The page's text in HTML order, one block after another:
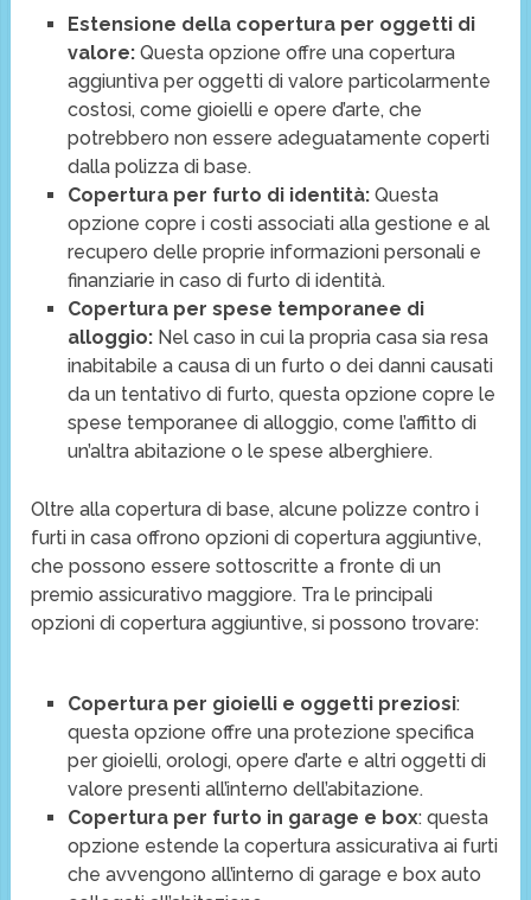
Estensione della copertura per oggetti di
valore:Questa opzione offre una copertura
aggiuntiva per oggetti di valore particolarmente
costosi, come gioielli e opere d’arte, che
potrebbero non essere adeguatamente coperti
dalla polizza di base.
Copertura per furto di identità:Questa
opzione copre i costi associati alla gestione e al
recupero delle proprie informazioni personali e
finanziarie in caso di furto di identità.
Copertura per spese temporanee di
alloggio:Nel caso in cui la propria casa sia resa
inabitabile a causa di un furto o dei danni causati
da un tentativo di furto, questa opzione copre le
spese temporanee di alloggio, come l’affitto di
un’altra abitazione o le spese alberghiere.
Oltre alla copertura di base, alcune polizze contro i
furti in casa offrono opzioni di copertura aggiuntive,
che possono essere sottoscritte a fronte di un
premio assicurativo maggiore. Tra le principali
opzioni di copertura aggiuntive, si possono trovare:
Copertura per gioielli e oggetti preziosi:
questa opzione offre una protezione specifica
per gioielli, orologi, opere d’arte e altri oggetti di
valore presenti all’interno dell’abitazione.
Copertura per furto in garage e box: questa
opzione estende la copertura assicurativa ai furti
che avvengono all’interno di garage e box auto